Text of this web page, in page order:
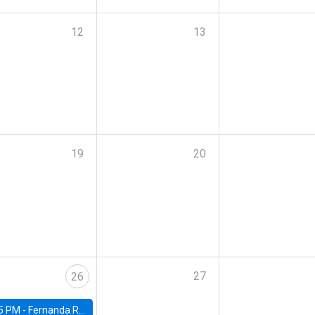
12 13
19 20
26
PM - Fernanda Rojas Ampuero, University of Wisconsin-Madison
27